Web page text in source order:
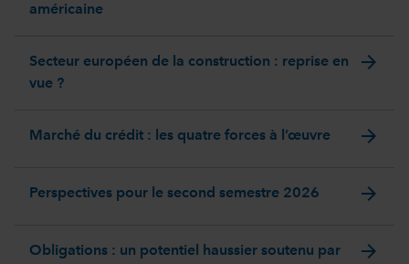
américaine
Secteur européen de la construction : reprise en
vue ?
arrow_forward
Marché du crédit : les quatre forces à l’œuvre arrow_forward
Perspectives pour le second semestre 2026 arrow_forward
Obligations : un potentiel haussier soutenu par
arrow_forward